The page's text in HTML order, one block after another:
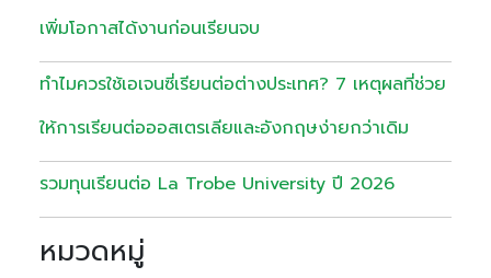
เพิ่มโอกาสได้งานก่อนเรียนจบ
ทำไมควรใช้เอเจนซี่เรียนต่อต่างประเทศ? 7 เหตุผลที่ช่วย
ให้การเรียนต่อออสเตรเลียและอังกฤษง่ายกว่าเดิม
รวมทุนเรียนต่อ La Trobe University ปี 2026
หมวดหมู่